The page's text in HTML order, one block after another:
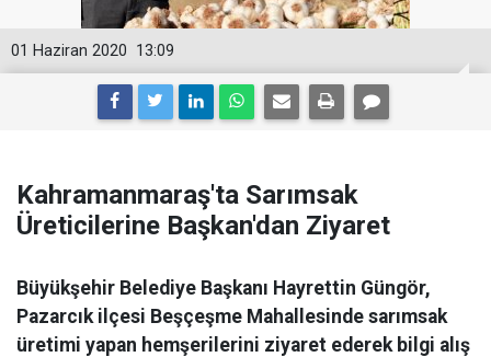
13:09
01 Haziran 2020
Kahramanmaraş'ta Sarımsak
Üreticilerine Başkan'dan Ziyaret
Büyükşehir Belediye Başkanı Hayrettin Güngör,
Pazarcık ilçesi Beşçeşme Mahallesinde sarımsak
üretimi yapan hemşerilerini ziyaret ederek bilgi alış